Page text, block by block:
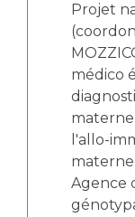
Projet
médico
l'allo-
Agence